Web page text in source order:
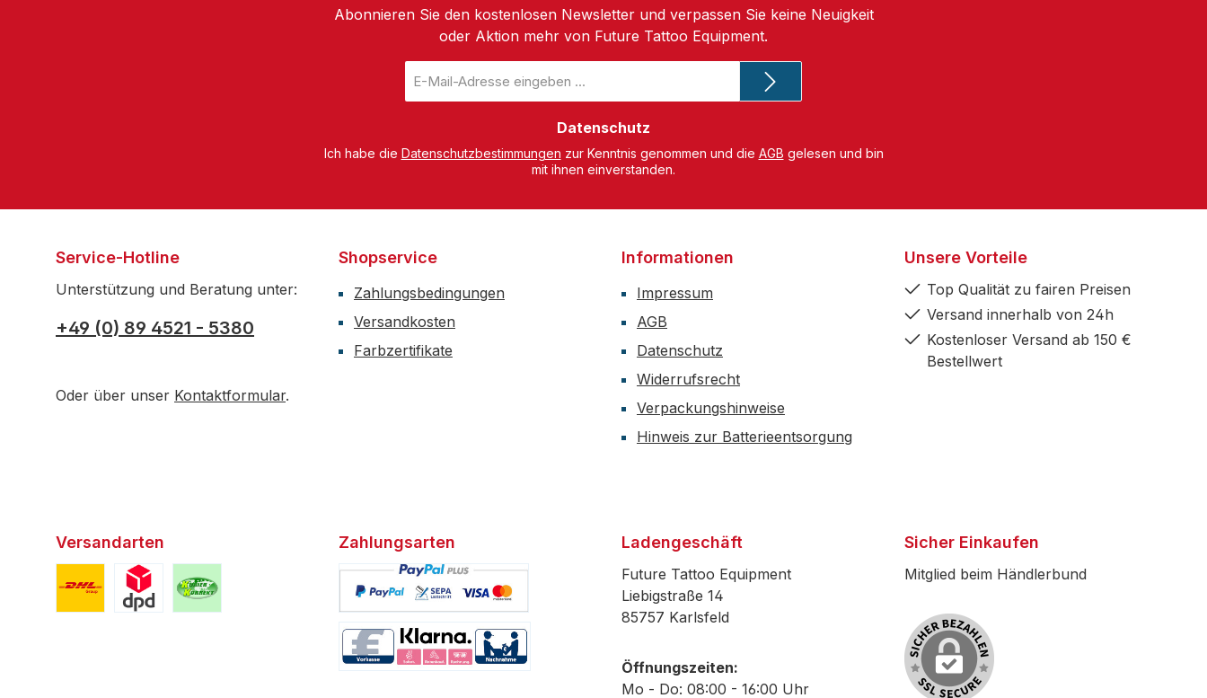
Abonnieren Sie den kostenlosen Newsletter und verpassen Sie keine Neuigkeit
oder Aktion mehr von Future Tattoo Equipment.
Mail-
Adresse
Datenschutz
Ich habe die Datenschutzbestimmungen zur Kenntnis genommen und die AGB gelesen und bin
mit ihnen einverstanden.
Service-Hotline
Unterstützung und Beratung unter:
+49 (0) 89 4521 - 5380
Oder über unser Kontaktformular.
Shopservice
Zahlungsbedingungen
Versandkosten
Farbzertifikate
Informationen
Impressum
AGB
Datenschutz
Widerrufsrecht
Verpackungshinweise
Hinweis zur Batterieentsorgung
Unsere Vorteile
Top Qualität zu fairen Preisen
Versand innerhalb von 24h
Kostenloser Versand ab 150 €
Bestellwert
Versandarten Zahlungsarten Ladengeschäft
Future Tattoo Equipment
Liebigstraße 14
85757 Karlsfeld
Öffnungszeiten:
Mo - Do: 08:00 - 16:00 Uhr
Sicher Einkaufen
Mitglied beim Händlerbund